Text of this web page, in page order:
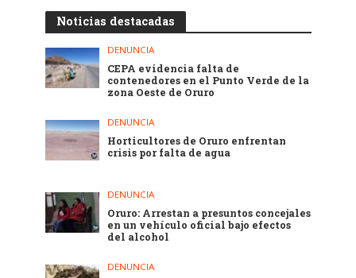
Noticias destacadas
DENUNCIA
CEPA evidencia falta de
contenedores en el Punto Verde de la
zona Oeste de Oruro
DENUNCIA
Horticultores de Oruro enfrentan
crisis por falta de agua
DENUNCIA
Oruro: Arrestan a presuntos concejales
en un vehículo oficial bajo efectos
del alcohol
DENUNCIA